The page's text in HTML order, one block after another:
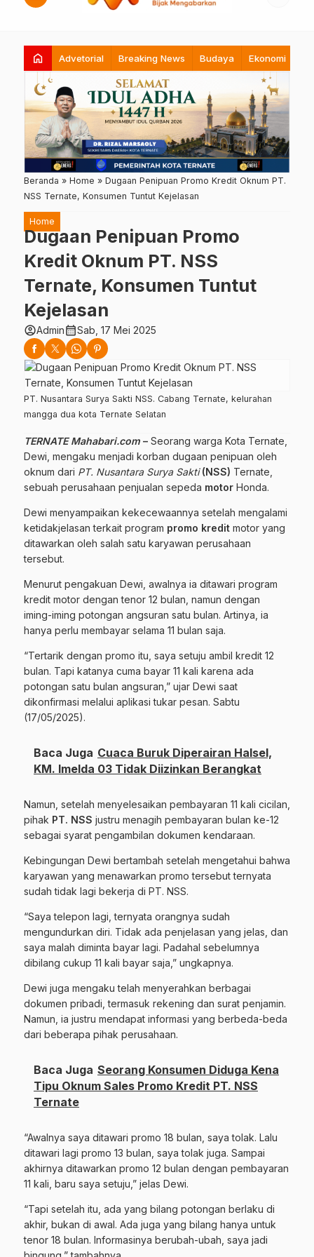
home Advetorial Breaking News Budaya Ekonomi
Beranda » Home » Dugaan Penipuan Promo Kredit Oknum PT.
NSS Ternate, Konsumen Tuntut Kejelasan
Home
Dugaan Penipuan Promo
Kredit Oknum PT. NSS
Ternate, Konsumen Tuntut
Kejelasan
account_circleAdmincalendar_monthSab, 17 Mei 2025
PT. Nusantara Surya Sakti NSS. Cabang Ternate, kelurahan
mangga dua kota Ternate Selatan
TERNATE Mahabari.com – Seorang warga Kota Ternate,
Dewi, mengaku menjadi korban dugaan penipuan oleh
oknum dari PT. Nusantara Surya Sakti (NSS) Ternate,
sebuah perusahaan penjualan sepeda motor Honda.
Dewi menyampaikan kekecewaannya setelah mengalami
ketidakjelasanterkait program promo kredit motor yang
ditawarkan oleh salah satu karyawan perusahaan
tersebut.
Menurut pengakuan Dewi, awalnya ia ditawari program
kredit motor dengantenor 12 bulan, namun dengan
iming-iming potongan angsuran satu bulan. Artinya, ia
hanya perlu membayar selama 11 bulan saja.
“Tertarik dengan promo itu, saya setuju ambil kredit 12
bulan. Tapi katanya cuma bayar 11 kali karena ada
potongan satu bulan angsuran,” ujar Dewi saat
dikonfirmasi melalui aplikasi tukar pesan. Sabtu
(17/05/2025).
Baca Juga Cuaca Buruk Diperairan Halsel,
KM. Imelda 03 Tidak Diizinkan Berangkat
Namun, setelah menyelesaikan pembayaran 11 kali cicilan,
pihak PT. NSS justru menagih pembayaran bulan ke-12
sebagai syarat pengambilan dokumen kendaraan.
Kebingungan Dewi bertambah setelah mengetahui bahwa
karyawan yang menawarkan promotersebutternyata
sudahtidak lagi bekerja di PT. NSS.
“Sayatelepon lagi,ternyata orangnya sudah
mengundurkan diri. Tidak ada penjelasan yang jelas, dan
saya malah diminta bayar lagi. Padahal sebelumnya
dibilang cukup 11 kali bayar saja,” ungkapnya.
Dewi juga mengakutelah menyerahkan berbagai
dokumen pribadi,termasuk rekening dan surat penjamin.
Namun, ia justru mendapat informasi yang berbeda-beda
dari beberapa pihak perusahaan.
Baca Juga Seorang Konsumen Diduga Kena
Tipu Oknum Sales Promo Kredit PT. NSS
Ternate
“Awalnya saya ditawari promo 18 bulan, sayatolak. Lalu
ditawari lagi promo 13 bulan, sayatolak juga. Sampai
akhirnya ditawarkan promo 12 bulan dengan pembayaran
11 kali, baru saya setuju,” jelas Dewi.
“Tapi setelah itu, ada yang bilang potongan berlaku di
akhir, bukan di awal. Ada juga yang bilang hanya untuk
tenor 18 bulan. Informasinya berubah-ubah, saya jadi